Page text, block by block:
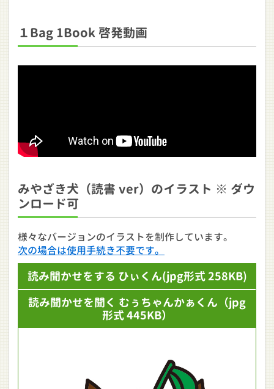
１Bag 1Book 啓発動画
みやざき犬（読書 ver）のイラスト ※ ダウ
ンロード可
様々なバージョンのイラストを制作しています。
次の場合は使用手続き不要です。
読み聞かせをする ひぃくん(jpg形式 258KB)
読み聞かせを聞く むぅちゃんかぁくん （jpg
形式 445KB）